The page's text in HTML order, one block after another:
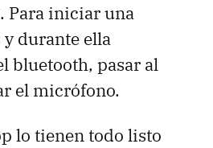
Para iniciar una
durante ella
bluetooth, pasar al
el micrófono.
lo tienen todo listo